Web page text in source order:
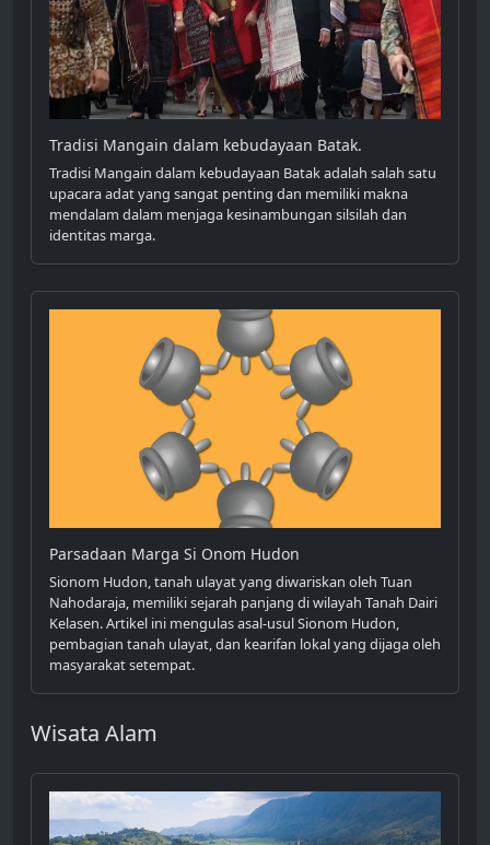
Tradisi Mangain dalam kebudayaan Batak.
Tradisi Mangain dalam kebudayaan Batak adalah salah satu
upacara adat yang sangat penting dan memiliki makna
mendalam dalam menjaga kesinambungan silsilah dan
identitas marga.
Parsadaan Marga Si Onom Hudon
Sionom Hudon, tanah ulayat yang diwariskan oleh Tuan
Nahodaraja, memiliki sejarah panjang di wilayah Tanah Dairi
Kelasen. Artikel ini mengulas asal-usul Sionom Hudon,
pembagian tanah ulayat, dan kearifan lokal yang dijaga oleh
masyarakat setempat.
Wisata Alam